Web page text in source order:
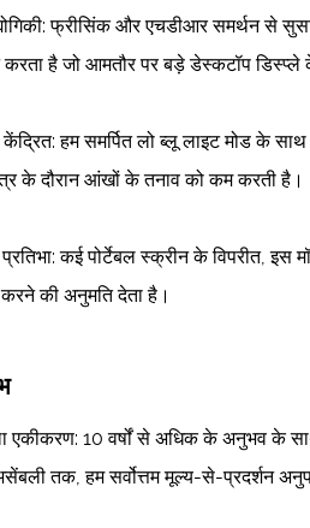
फ्रीसिंक और एचडीआर समर्थन से
है जो आमतौर पर बड़े डेस्कटॉप डिस्प्ले
हम समर्पित लो ब्लू लाइट मोड के
के दौरान आंखों के तनाव को कम करती है।
कई पोर्टेबल स्क्रीन के विपरीत,
करने की अनुमति देता है।
एकीकरण: 10 वर्षों से अधिक के अनुभव के
तक, हम सर्वोत्तम मूल्य-से-प्रदर्शन